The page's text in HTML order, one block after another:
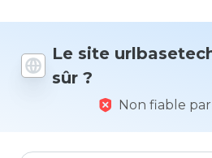
Le site
sûr ?
Non fiable
donneriez-